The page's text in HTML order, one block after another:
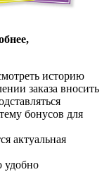
историю
заказа вносить
бонусов для
актуальная
удобно